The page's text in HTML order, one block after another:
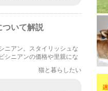
いて解説
ニアン。スタイリッシュな
シニアンの価格や里親にな
猫と暮らしたい